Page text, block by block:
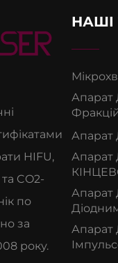
HIFU,
CO2-
по
за
року.
НАШІ
Апарат
Апарат
Апарат
Апарат
Апарат